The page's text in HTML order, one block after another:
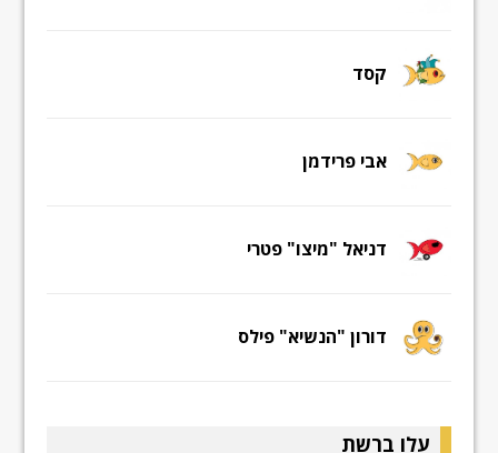
קסד
אבי פרידמן
דניאל "מיצו" פטרי
דורון "הנשיא" פילס
עלו ברשת